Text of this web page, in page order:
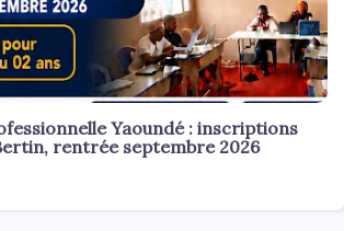
Yaoundé : inscriptions
rentrée septembre 2026